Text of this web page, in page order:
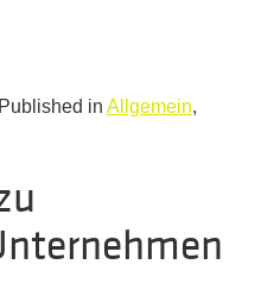
Published in Allgemein,